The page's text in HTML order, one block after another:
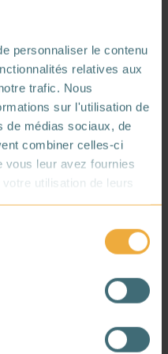
personnaliser le contenu
relatives aux
trafic. Nous
sur l'utilisation de
de médias sociaux, de
combiner celles-ci
vous leur avez fournies
utilisation de leurs
Unemaison
avant la première
française,
des
moins bien
doit parfois
ce qui
d’analyse.
les informations